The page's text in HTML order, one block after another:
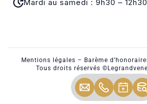
Mardi au samedi : 9h30 –
Mentions légales – Barème
Tous droits réservés